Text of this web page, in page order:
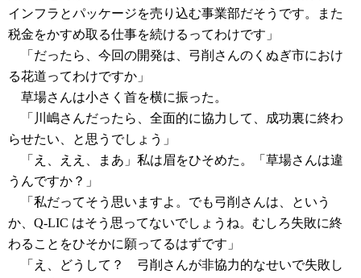
インフラとパッケージを売り込む事業部だそうです。また
税金をかすめ取る仕事を続けるってわけです」
「だったら、今回の開発は、弓削さんのくぬぎ市におけ
る花道ってわけですか」
草場さんは小さく首を横に振った。
「川嶋さんだったら、全面的に協力して、成功裏に終わ
らせたい、と思うでしょう」
「え、ええ、まあ」私は眉をひそめた。「草場さんは違
うんですか？」
「私だってそう思いますよ。でも弓削さんは、という
か、Q-LIC はそう思ってないでしょうね。むしろ失敗に終
わることをひそかに願ってるはずです」
「え、どうして？ 弓削さんが非協力的なせいで失敗し